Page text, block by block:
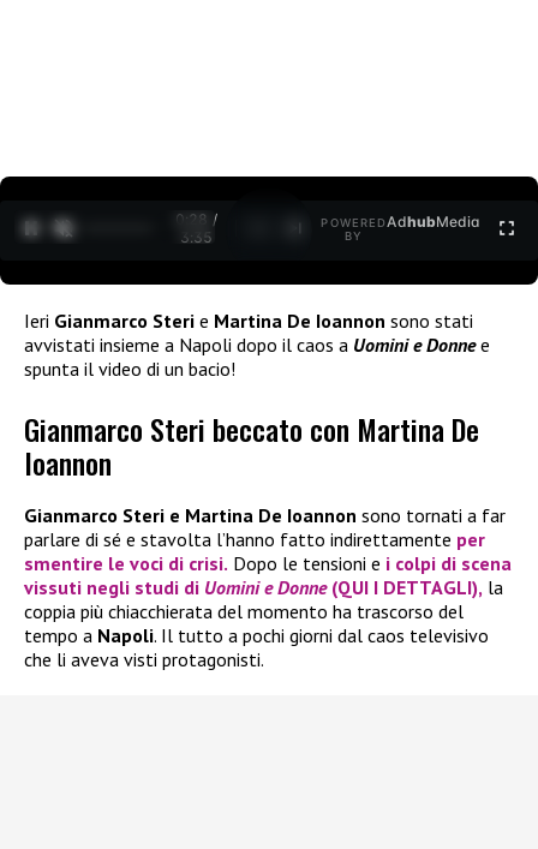
0:30 /
3:35
POWERED
BY
AdhubMedia
Ieri Gianmarco Steri e Martina De Ioannon sono stati
avvistati insieme a Napoli dopo il caos a Uomini e Donnee
spunta il video di un bacio!
Gianmarco Steri beccato con Martina De
Ioannon
Gianmarco Steri e Martina De Ioannon sono tornati a far
parlare di sé e stavolta l’hanno fatto indirettamente per
smentire le voci di crisi. Dopo le tensioni e i colpi di scena
vissuti negli studi di Uomini e Donne(QUI I DETTAGLI), la
coppia più chiacchierata del momento ha trascorso del
tempo a Napoli. Il tutto a pochi giorni dal caos televisivo
che li aveva visti protagonisti.